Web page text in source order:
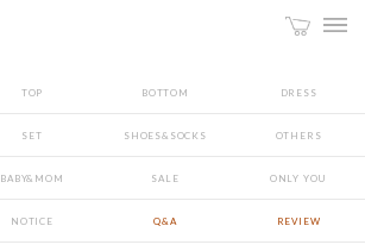
TOP BOTTOM DRESS
SET SHOES&SOCKS OTHERS
BABY&MOM SALE ONLY YOU
NOTICE Q&A REVIEW